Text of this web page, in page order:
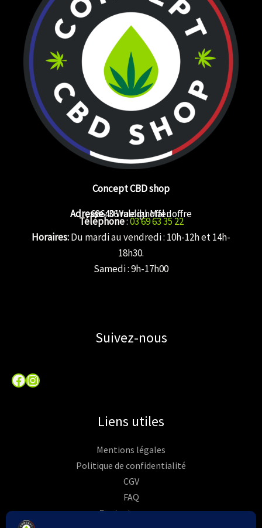
Concept CBD shop
Adresse: 36 rue du Mal Joffre
68640 Waldighoffen
Téléphone:03 69 63 35 22
Horaires:Du mardi au vendredi : 10h-12h et 14h-
18h30.
Samedi : 9h-17h00
Suivez-nous
Facebook
Instagram
Liens utiles
Mentions légales
Politique de confidentialité
CGV
FAQ
Contactez-nous